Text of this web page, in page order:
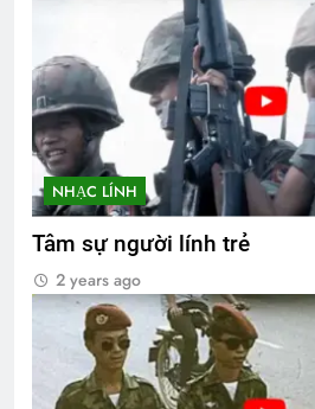
NHẠC LÍNH
Tâm sự người lính trẻ
2 years ago